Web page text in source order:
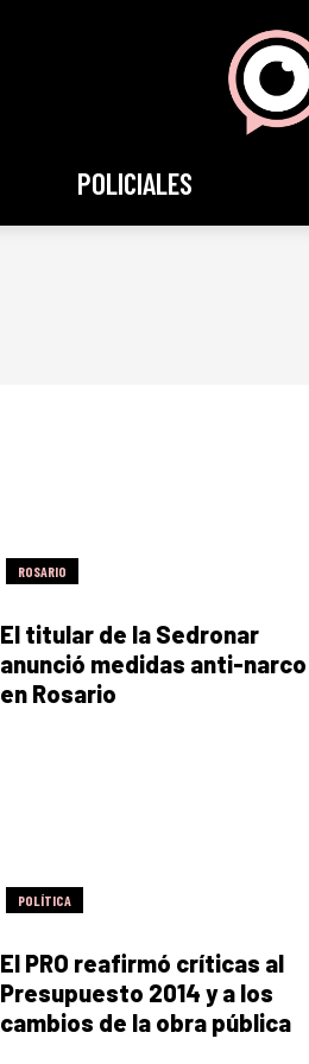
POLICIALES
ROSARIO
El titular de la Sedronar
anunció medidas anti-narco
en Rosario
POLÍTICA
El PRO reafirmó críticas al
Presupuesto 2014 y a los
cambios de la obra pública